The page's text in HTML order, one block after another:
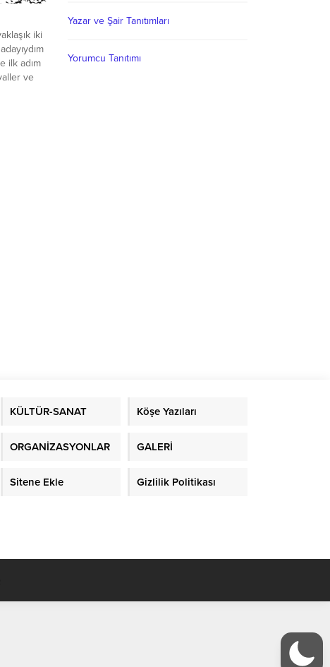
iki
ilk adım
ve
Sezen
Şehir
Yazar ve Şair Tanıtımları
Yorumcu Tanıtımı
KÜLTÜR-SANAT Köşe Yazıları
ORGANİZASYONLAR GALERİ
Sitene Ekle Gizlilik Politikası